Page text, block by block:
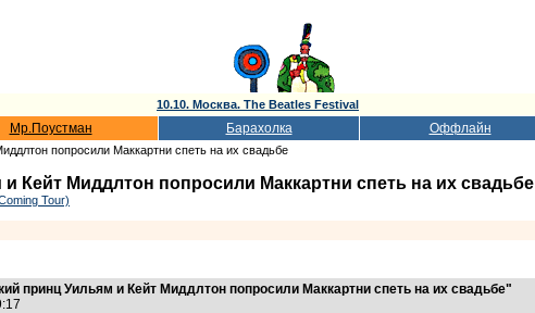
10.10. Москва. The Beatles Festival
Мр.Поустман Барахолка Оффлайн
попросили Маккартни спеть на их свадьбе
Кейт Миддлтон попросили Маккартни спеть на их свадьбе
Tour)
принц Уильям и Кейт Миддлтон попросили Маккартни спеть на их свадьбе"